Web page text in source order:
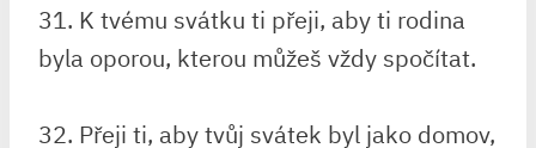
31. K tvému svátku ti přeji, aby ti rodina
byla oporou, kterou můžeš vždy spočítat.
32. Přeji ti, aby tvůj svátek byl jako domov,